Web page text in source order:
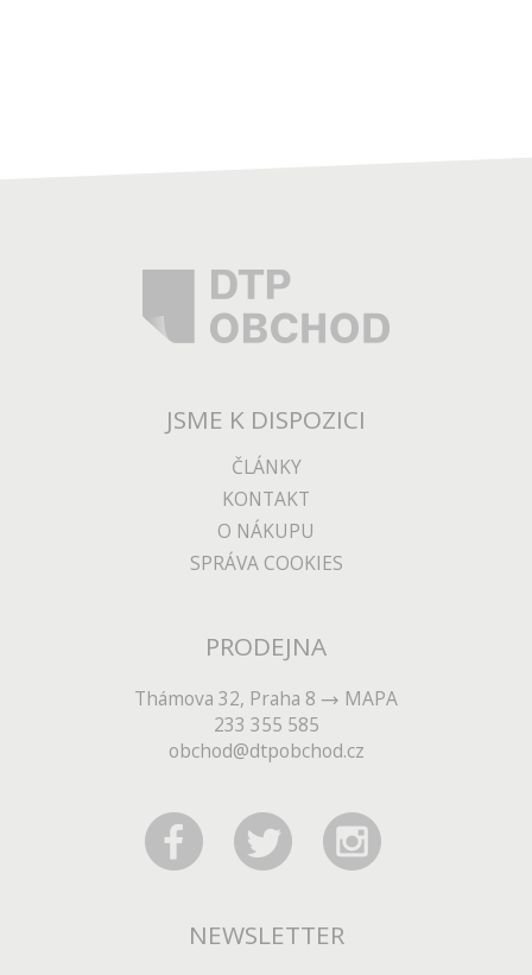
JSME K DISPOZICI
ČLÁNKY
KONTAKT
O NÁKUPU
SPRÁVA COOKIES
PRODEJNA
Thámova 32, Praha 8
MAPA
233 355 585
obchod@dtpobchod.cz
NEWSLETTER